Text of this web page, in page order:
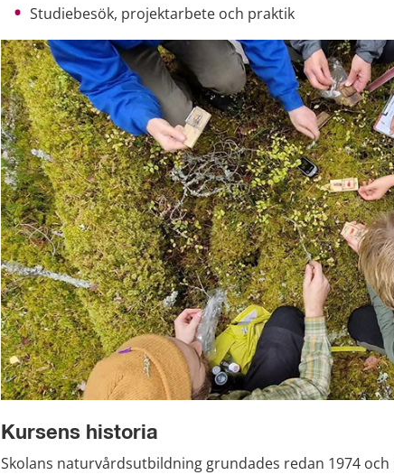
Studiebesök, projektarbete och praktik
Kursens historia
Skolans naturvårdsutbildning grundades redan 1974